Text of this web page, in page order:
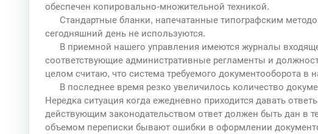
обеспечен копировально-множительной техникой.
Стандартные бланки, напечатанные типографским
сегодняшний день не используются.
В приемной нашего управления имеются журналы
соответствующие административные регламенты и
целом считаю, что система требуемого документооборота в
В последнее время резко увеличилось количество
Нередка ситуация когда ежедневно приходится давать
действующим законодательством ответ должен быть дан в
объемом переписки бывают ошибки в оформлении